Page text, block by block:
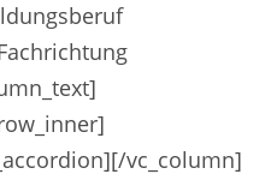
vc_column]